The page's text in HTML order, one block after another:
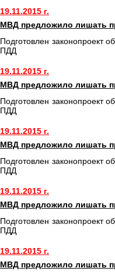
19.11.2015 г.
МВД предложило лишать
Подготовлен законопроект
ПДД
19.11.2015 г.
МВД предложило лишать
Подготовлен законопроект
ПДД
19.11.2015 г.
МВД предложило лишать
Подготовлен законопроект
ПДД
19.11.2015 г.
МВД предложило лишать
Подготовлен законопроект
ПДД
19.11.2015 г.
МВД предложило лишать